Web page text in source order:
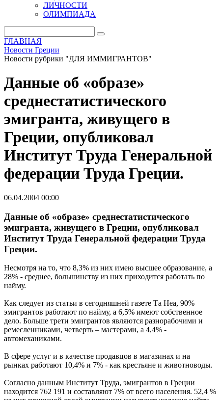
ЛИЧНОСТИ
ОЛИМПИАДА
ГЛАВНАЯ
Новости Греции
Новости рубрики "ДЛЯ ИММИГРАНТОВ"
Данные об «образе»
среднестатистического
эмигранта, живущего в
Греции, опубликовал
Институт Труда Генеральной
федерации Труда Греции.
06.04.2004 00:00
Данные об «образе» среднестатистического
эмигранта, живущего в Греции, опубликовал
Институт Труда Генеральной федерации Труда
Греции.
Несмотря на то, что 8,3% из них имею высшее образование, а
28% - среднее, большинству из них приходится работать по
найму.
Как следует из статьи в сегодняшней газете Та Неа, 90%
эмигрантов работают по найму, а 6,5% имеют собственное
дело. Больше трети эмигрантов являются разнорабочими и
ремесленниками, четверть – мастерами, а 4,4% -
автомеханиками.
В сфере услуг и в качестве продавцов в магазинах и на
рынках работают 10,4% и 7% - как крестьяне и животноводы.
Согласно данным Институт Труда, эмигрантов в Греции
находится 762 191 и составляют 7% от всего населения. 52,4 %